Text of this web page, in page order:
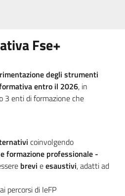
Fse+
degli strumenti
entro il 2026, in
3 enti di formazione che
coinvolgendo
formazione professionale -
brevi eesaustivi, adatti ad
percorsi di IeFP